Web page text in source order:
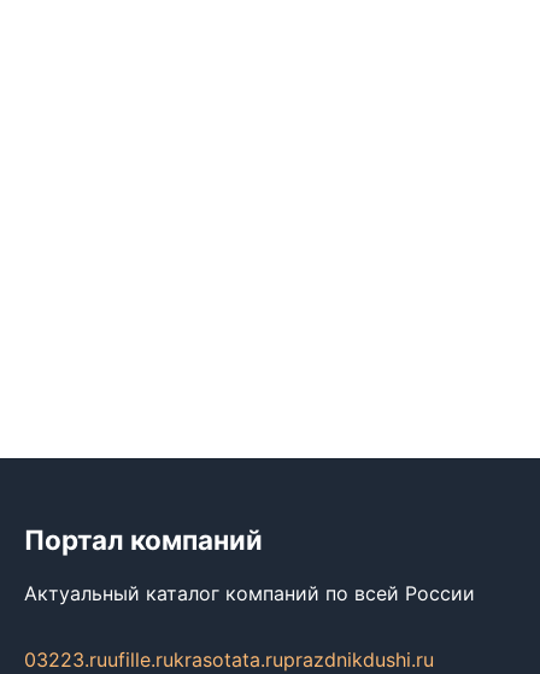
Портал компаний
Актуальный каталог компаний по всей России
03223.ruufille.rukrasotata.ruprazdnikdushi.ru